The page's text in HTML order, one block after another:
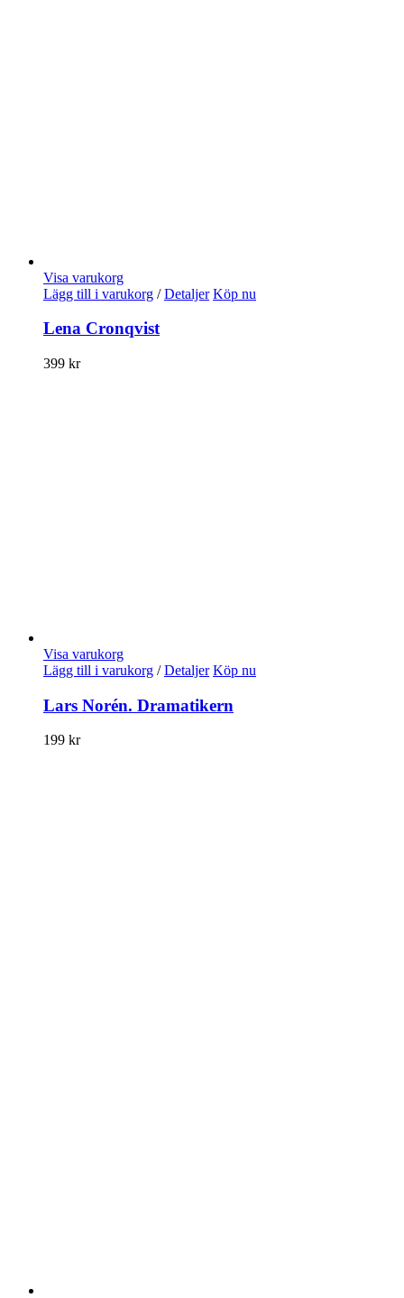
Visa varukorg
Lägg till i varukorg / Detaljer Köp nu
Lena Cronqvist
399 kr
Visa varukorg
Lägg till i varukorg / Detaljer Köp nu
Lars Norén. Dramatikern
199 kr